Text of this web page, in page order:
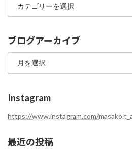
グ
テ
ゴ
リ
ブログアーカイブ
ブ
グ
ー
カ
イ
Instagram
https://www.instagram.com/
最近の投稿